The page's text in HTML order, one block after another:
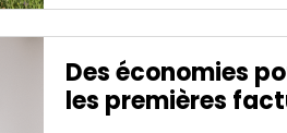
Des économies
les premières